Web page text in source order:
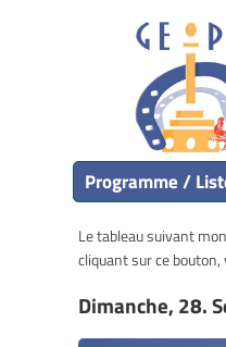
Programme /
Le tableau suivant
cliquant sur ce
Dimanche, 28.